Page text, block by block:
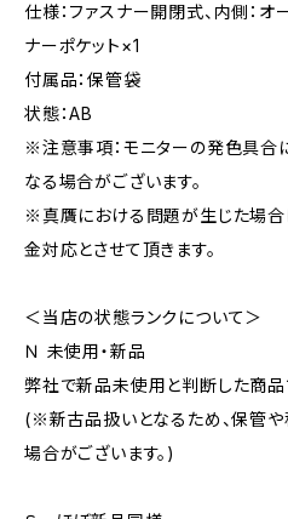
仕様：ファスナー開閉式、内側：オ
ナーポケット×1
付属品：保管袋
状態：AB
※注意事項：モニターの発色具合
なる場合がございます。
※真贋における問題が生じた場
金対応とさせて頂きます。
＜当店の状態ランクについて＞
Ｎ 未使用・新品
弊社で新品未使用と判断した商品
(※新古品扱いとなるため、保管
場合がございます。)